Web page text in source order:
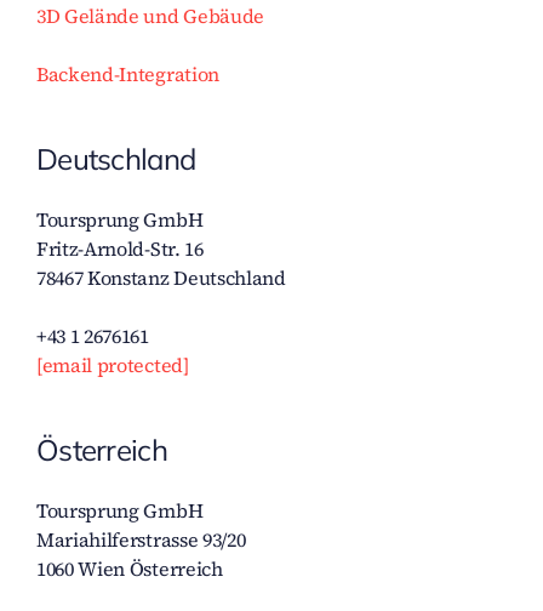
3D Gelände und Gebäude
Backend-Integration
Deutschland
Toursprung GmbH
Fritz-Arnold-Str. 16
78467 Konstanz Deutschland
+43 1 2676161
[email protected]
Österreich
Toursprung GmbH
Mariahilferstrasse 93/20
1060 Wien Österreich